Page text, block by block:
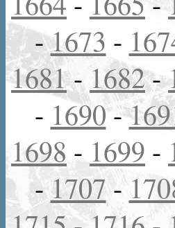
-1673 -
1681- 1682-
- 1690-
1698 - 1699 -
-1707-